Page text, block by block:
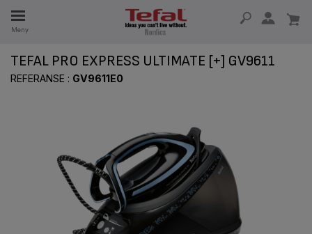
Meny
ÅR
TEFAL PRO EXPRESS ULTIMATE [+] GV9611
REFERANSE : GV9611E0